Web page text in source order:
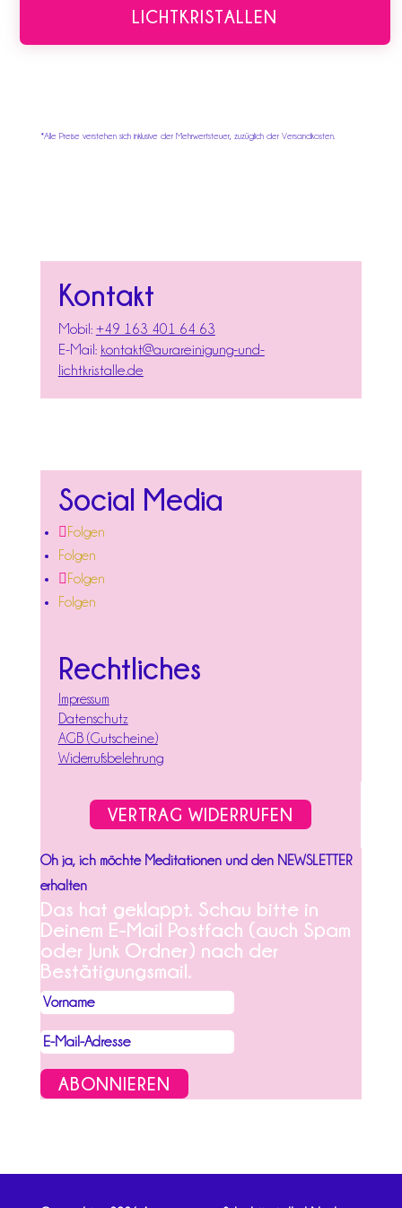
LICHTKRISTALLEN
*Alle Preise verstehen sich inklusive der Mehrwertsteuer, zuzüglich der Versandkosten.
Kontakt
Mobil: +49 163 401 64 63
E-Mail: kontakt@aurareinigung-und-
lichtkristalle.de
Social Media
Folgen
Folgen
Folgen
Folgen
Rechtliches
Impressum
Datenschutz
AGB (Gutscheine)
Widerrufsbelehrung
VERTRAG WIDERRUFEN
Oh ja, ich möchte Meditationen und den NEWSLETTER
erhalten
Das hat geklappt. Schau bitte in
Deinem E-Mail Postfach (auch Spam
oder Junk Ordner) nach der
Bestätigungsmail.
ABONNIEREN